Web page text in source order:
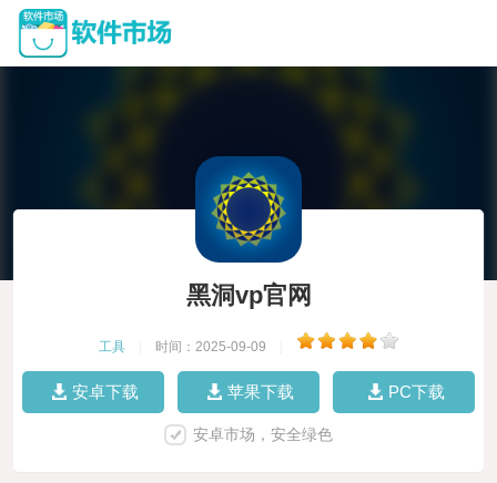
黑洞vp官网
工具 时间：2025-09-09
安卓下载 苹果下载 PC下载
安卓市场，安全绿色